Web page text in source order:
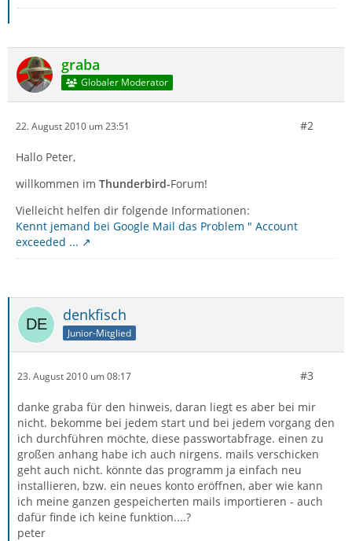
graba
Globaler Moderator
22. August 2010 um 23:51 #2
Hallo Peter,
willkommen im Thunderbird-Forum!
Vielleicht helfen dir folgende Informationen:
Kennt jemand bei Google Mail das Problem " Account
exceeded ...
denkfisch
Junior-Mitglied
23. August 2010 um 08:17 #3
danke graba für den hinweis, daran liegt es aber bei mir
nicht. bekomme bei jedem start und bei jedem vorgang den
ich durchführen möchte, diese passwortabfrage. einen zu
großen anhang habe ich auch nirgens. mails verschicken
geht auch nicht. könnte das programm ja einfach neu
installieren, bzw. ein neues konto eröffnen, aber wie kann
ich meine ganzen gespeicherten mails importieren - auch
dafür finde ich keine funktion....?
peter